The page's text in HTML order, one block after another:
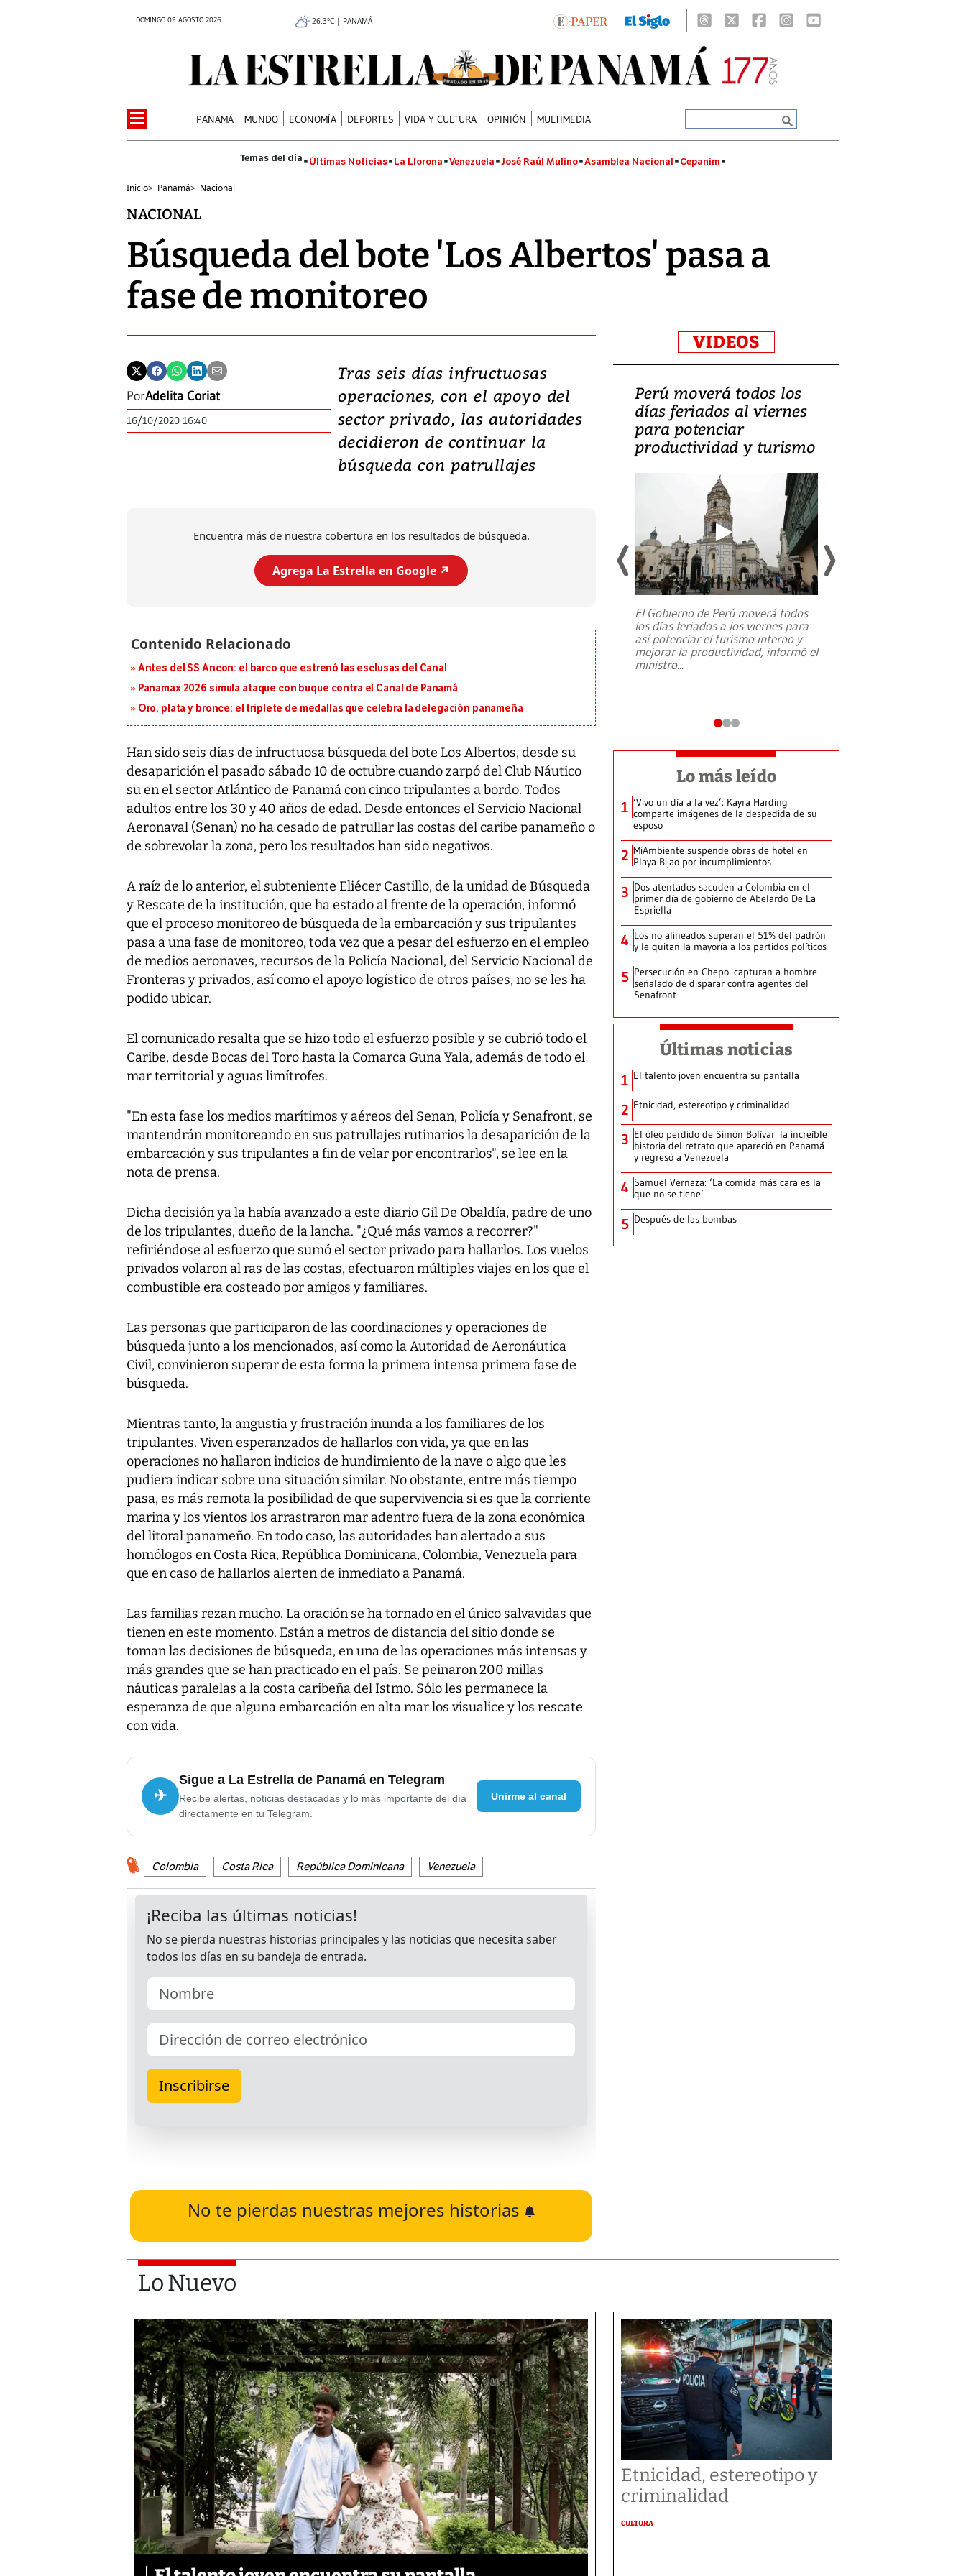
DOMINGO 09 AGOSTO 2026 26.3°C | PANAMÁ
PANAMÁ MUNDO ECONOMÍA DEPORTES VIDA Y CULTURA OPINIÓN MULTIMEDIA
Últimas Noticias La Llorona Venezuela José Raúl Mulino Asamblea Nacional Cepanim
Inicio> Panamá> Nacional
NACIONAL
Búsqueda del bote 'Los Albertos' pasa a
fase de monitoreo
PorAdelita Coriat
16/10/2020 16:40
Tras seis días infructuosas
operaciones, con el apoyo del
sector privado, las autoridades
decidieron de continuar la
búsqueda con patrullajes
Encuentra más de nuestra cobertura en los resultados de búsqueda.
Agrega La Estrella en Google ↗️
Antes del SS Ancon: el barco que estrenó las esclusas del Canal
Panamax 2026 simula ataque con buque contra el Canal de Panamá
Oro, plata y bronce: el triplete de medallas que celebra la delegación panameña
Han sido seis días de infructuosa búsqueda del bote Los Albertos, desde su
desaparición el pasado sábado 10 de octubre cuando zarpó del Club Náutico
su en el sector Atlántico de Panamá con cinco tripulantes a bordo. Todos
adultos entre los 30 y 40 años de edad. Desde entonces el Servicio Nacional
Aeronaval (Senan) no ha cesado de patrullar las costas del caribe panameño o
de sobrevolar la zona, pero los resultados han sido negativos.
A raíz de lo anterior, el subteniente Eliécer Castillo, de la unidad de Búsqueda
y Rescate de la institución, que ha estado al frente de la operación, informó
que el proceso monitoreo de búsqueda de la embarcación y sus tripulantes
pasa a una fase de monitoreo, toda vez que a pesar del esfuerzo en el empleo
de medios aeronaves, recursos de la Policía Nacional, del Servicio Nacional de
Fronteras y privados, así como el apoyo logístico de otros países, no se les ha
podido ubicar.
El comunicado resalta que se hizo todo el esfuerzo posible y se cubrió todo el
Caribe, desde Bocas del Toro hasta la Comarca Guna Yala, además de todo el
mar territorial y aguas limítrofes.
"En esta fase los medios marítimos y aéreos del Senan, Policía y Senafront, se
mantendrán monitoreando en sus patrullajes rutinarios la desaparición de la
embarcación y sus tripulantes a fin de velar por encontrarlos", se lee en la
nota de prensa.
Dicha decisión ya la había avanzado a este diario Gil De Obaldía, padre de uno
de los tripulantes, dueño de la lancha. "¿Qué más vamos a recorrer?"
refiriéndose al esfuerzo que sumó el sector privado para hallarlos. Los vuelos
privados volaron al ras de las costas, efectuaron múltiples viajes en los que el
combustible era costeado por amigos y familiares.
Las personas que participaron de las coordinaciones y operaciones de
búsqueda junto a los mencionados, así como la Autoridad de Aeronáutica
Civil, convinieron superar de esta forma la primera intensa primera fase de
búsqueda.
Mientras tanto, la angustia y frustración inunda a los familiares de los
tripulantes. Viven esperanzados de hallarlos con vida, ya que en las
operaciones no hallaron indicios de hundimiento de la nave o algo que les
pudiera indicar sobre una situación similar. No obstante, entre más tiempo
pasa, es más remota la posibilidad de que supervivencia si es que la corriente
marina y los vientos los arrastraron mar adentro fuera de la zona económica
del litoral panameño. En todo caso, las autoridades han alertado a sus
homólogos en Costa Rica, República Dominicana, Colombia, Venezuela para
que en caso de hallarlos alerten de inmediato a Panamá.
Las familias rezan mucho. La oración se ha tornado en el único salvavidas que
tienen en este momento. Están a metros de distancia del sitio donde se
toman las decisiones de búsqueda, en una de las operaciones más intensas y
más grandes que se han practicado en el país. Se peinaron 200 millas
náuticas paralelas a la costa caribeña del Istmo. Sólo les permanece la
esperanza de que alguna embarcación en alta mar los visualice y los rescate
con vida.
✈
Sigue a La Estrella de Panamá en Telegram
Recibe alertas, noticias destacadas y lo más importante del día
directamente en tu Telegram.
Unirme al canal
Colombia Costa Rica República Dominicana Venezuela
No te pierdas nuestras mejores historias
VIDEOS
Video: Lula lanza su
candidatura con
promesas de inversión
en defensa, educación y
tierras raras
Entre recuerdos y escuetas
da Silva, oficializó este domingo su
candidatura
Perú moverá todos los
días feriados al viernes
para potenciar
productividad y turismo
El Gobierno de Perú moverá todos
los días feriados a los viernes para
así potenciar el turismo interno y
mejorar la productividad, informó el
ministro...
Lo más leído
1 ‘Vivo un día a la vez’: Kayra Harding
comparte imágenes de la despedida de su
esposo
2 MiAmbiente suspende obras de hotel en
Playa Bijao por incumplimientos
3 Dos atentados sacuden a Colombia en el
primer día de gobierno de Abelardo De La
Espriella
4 Los no alineados superan el 51% del padrón
y le quitan la mayoría a los partidos políticos
5 Persecución en Chepo: capturan a hombre
señalado de disparar contra agentes del
Senafront
Últimas noticias
1 El talento joven encuentra su pantalla​
2 Etnicidad, estereotipo y criminalidad
3 El óleo perdido de Simón Bolívar: la increíble
historia del retrato que apareció en Panamá
y regresó a Venezuela
4 Samuel Vernaza: ‘La comida más cara es la
que no se tiene’
5 Después de las bombas
Lo Nuevo
Etnicidad, estereotipo y
criminalidad
CULTURA